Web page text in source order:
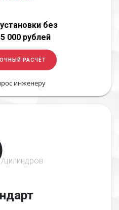
без
000 рублей
РАСЧЁТ
инженеру
/цилиндров